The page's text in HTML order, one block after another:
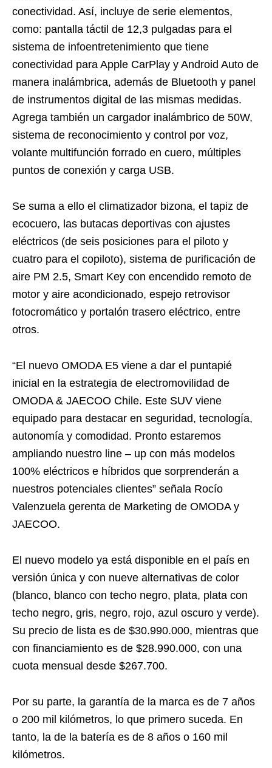
conectividad. Así, incluye de serie elementos,
como: pantalla táctil de 12,3 pulgadas para el
sistema de infoentretenimiento que tiene
conectividad para Apple CarPlay y Android Auto de
manera inalámbrica, además de Bluetooth y panel
de instrumentos digital de las mismas medidas.
Agrega también un cargador inalámbrico de 50W,
sistema de reconocimiento y control por voz,
volante multifunción forrado en cuero, múltiples
puntos de conexión y carga USB.
Se suma a ello el climatizador bizona, el tapiz de
ecocuero, las butacas deportivas con ajustes
eléctricos (de seis posiciones para el piloto y
cuatro para el copiloto), sistema de purificación de
aire PM 2.5, Smart Key con encendido remoto de
motor y aire acondicionado, espejo retrovisor
fotocromático y portalón trasero eléctrico, entre
otros.
“El nuevo OMODA E5 viene a dar el puntapié
inicial en la estrategia de electromovilidad de
OMODA & JAECOO Chile. Este SUV viene
equipado para destacar en seguridad, tecnología,
autonomía y comodidad. Pronto estaremos
ampliando nuestro line – up con más modelos
100% eléctricos e híbridos que sorprenderán a
nuestros potenciales clientes” señala Rocío
Valenzuela gerenta de Marketing de OMODA y
JAECOO.
El nuevo modelo ya está disponible en el país en
versión única y con nueve alternativas de color
(blanco, blanco con techo negro, plata, plata con
techo negro, gris, negro, rojo, azul oscuro y verde).
Su precio de lista es de $30.990.000, mientras que
con financiamiento es de $28.990.000, con una
cuota mensual desde $267.700.
Por su parte, la garantía de la marca es de 7 años
o 200 mil kilómetros, lo que primero suceda. En
tanto, la de la batería es de 8 años o 160 mil
kilómetros.